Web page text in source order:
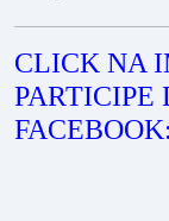
CLICK NA
PARTICIPE
FACEBOOK: